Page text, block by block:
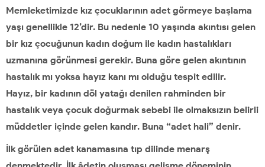
Memleketimizde kız çocuklarının adet görmeye başlama
yaşı genellikle 12’dir. Bu nedenle 10 yaşında akıntısı gelen
bir kız çocuğunun kadın doğum ile kadın hastalıkları
uzmanına görünmesi gerekir. Buna göre gelen akıntının
hastalık mı yoksa hayız kanı mı olduğu tespit edilir.
Hayız, bir kadının döl yatağı denilen rahminden bir
hastalık veya çocuk doğurmak sebebi ile olmaksızın belirli
müddetler içinde gelen kandır. Buna “adet hali” denir.
İlk görülen adet kanamasına tıp dilinde menarş